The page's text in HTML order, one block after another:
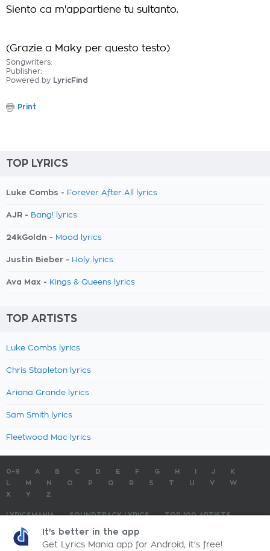
Siento ca m'appartiene tu sultanto.
(Grazie a Maky per questo testo)
Songwriters:
Publisher:
Powered by LyricFind
Print
TOP LYRICS
Luke Combs - Forever After All lyrics
AJR - Bang! lyrics
24kGoldn - Mood lyrics
Justin Bieber - Holy lyrics
Ava Max - Kings & Queens lyrics
TOP ARTISTS
Luke Combs lyrics
Chris Stapleton lyrics
Ariana Grande lyrics
Sam Smith lyrics
Fleetwood Mac lyrics
0-9 A B C D E F G H J
K
M N O P Q R S T U V
W
X
Y Z
LYRICSMANIA SOUNDTRACK LYRICS
TOP 100 ARTISTS
TOP 100 LYRICS
LyricsMania.com - Copyright © 2026 - All Rights ReservedPrivacy Policy
It's better in the app
Get Lyrics Mania app for Android, it's free!